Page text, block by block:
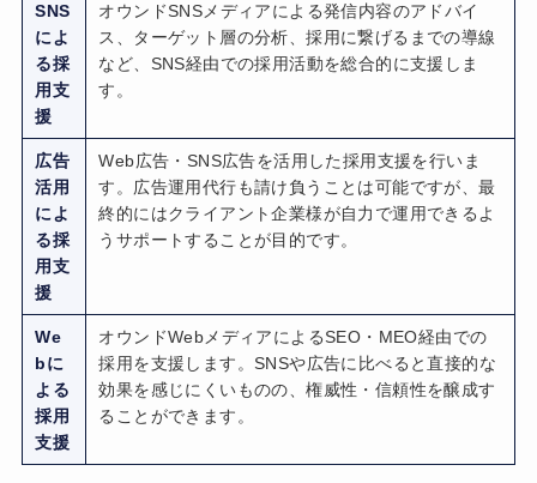
SNS
によ
る採
用支
援
オウンドSNSメディアによる発信内容のアドバイ
ス、ターゲット層の分析、採用に繋げるまでの導線
など、SNS経由での採用活動を総合的に支援しま
す。
広告
活用
によ
る採
用支
援
Web広告・SNS広告を活用した採用支援を行いま
す。広告運用代行も請け負うことは可能ですが、最
終的にはクライアント企業様が自力で運用できるよ
うサポートすることが目的です。
We
bに
よる
採用
支援
オウンドWebメディアによるSEO・MEO経由での
採用を支援します。SNSや広告に比べると直接的な
効果を感じにくいものの、権威性・信頼性を醸成す
ることができます。